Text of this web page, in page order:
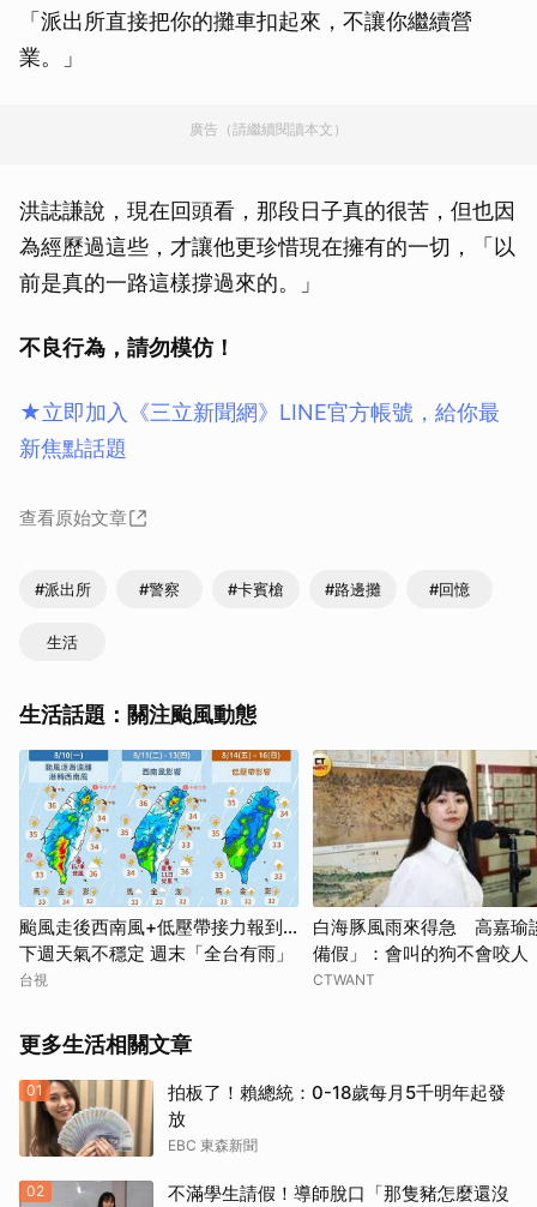
「派出所直接把你的攤車扣起來，不讓你繼續營
業。」
廣告（請繼續閱讀本文）
洪誌謙說，現在回頭看，那段日子真的很苦，但也因
為經歷過這些，才讓他更珍惜現在擁有的一切，「以
前是真的一路這樣撐過來的。」
不良行為，請勿模仿！
★立即加入《三立新聞網》LINE官方帳號，給你最
新焦點話題
查看原始文章
#派出所 #警察 #卡賓槍 #路邊攤 #回憶
生活
生活話題：關注颱風動態
颱風走後西南風+低壓帶接力報到...
下週天氣不穩定 週末「全台有雨」
台視
白海豚風雨來得急 高嘉瑜
備假」：會叫的狗不會咬人
CTWANT
更多生活相關文章
01
拍板了！賴總統：0-18歲每月5千明年起發
放
EBC 東森新聞
02
不滿學生請假！導師脫口「那隻豬怎麼還沒